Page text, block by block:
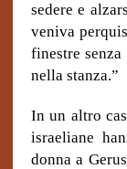
sedere e
veniva
finestre
nella stanza.”
In un altro
israeliane
donna a